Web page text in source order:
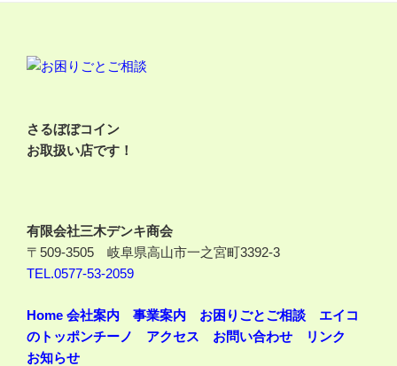
さるぼぼコイン
お取扱い店です！
有限会社三木デンキ商会
〒509-3505 岐阜県高山市一之宮町3392-3
TEL.0577-53-2059
Home 会社案内 事業案内 お困りごとご相談
エイコ
のトッポンチーノ
アクセス お問い合わせ
リンク
お知らせ